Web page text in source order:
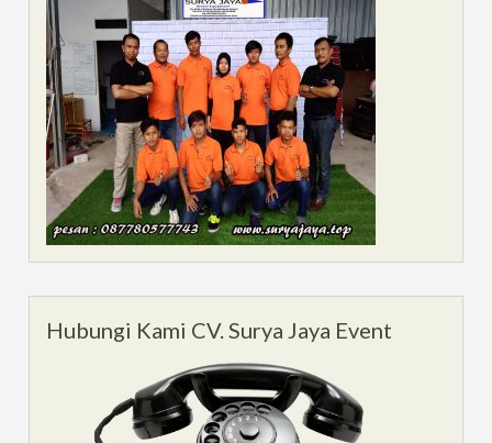
Hubungi Kami CV. Surya Jaya Event